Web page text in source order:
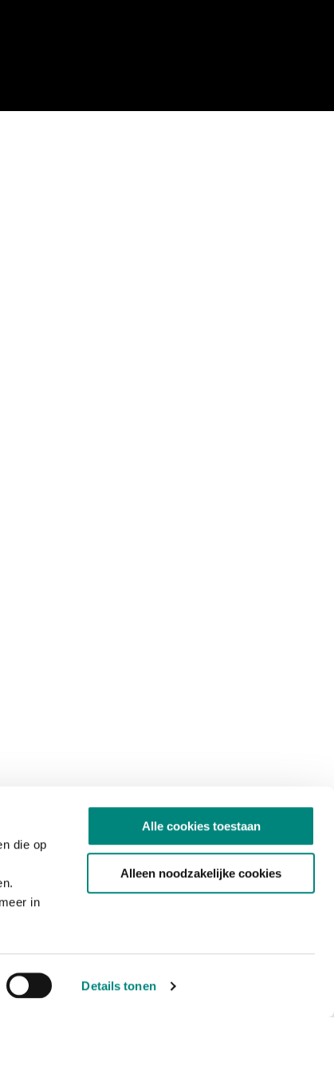
die op
in
Details tonen
Alle cookies toestaan
Alleen noodzakelijke cookies